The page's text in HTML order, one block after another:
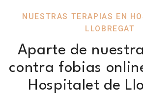
NUESTRAS TERAPIAS EN
LLOBREGAT
Aparte de
contra fobias
Hospitalet de